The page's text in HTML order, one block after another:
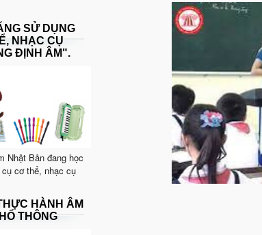
SỬ DỤNG
NHẠC CỤ
ĐỊNH ÂM".
Nhật Bản đang học
cơ thể, nhạc cụ
HÀNH ÂM
THÔNG